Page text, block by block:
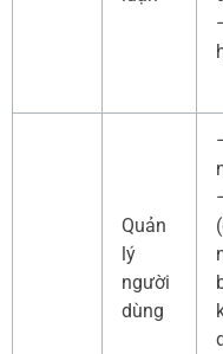
Quản
lý
người
dùng